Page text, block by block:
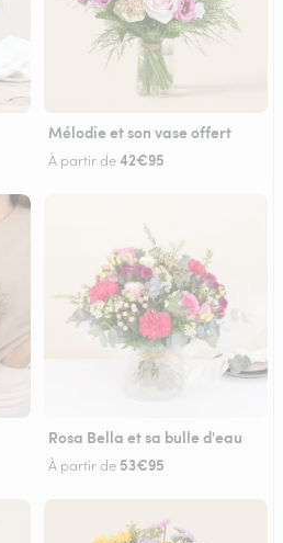
Mélodie et son vase offert
À partir de42€95
Rosa Bella et sa bulle d'eau
À partir de 53€95